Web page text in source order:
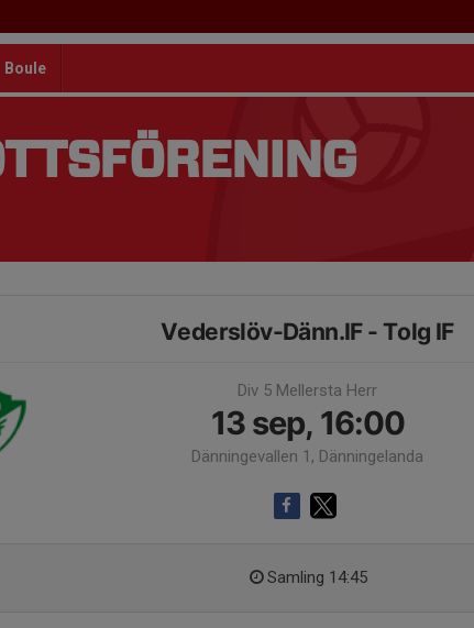
Boule
Vederslöv-Dänn.IF - Tolg IF
Div 5 Mellersta Herr
13 sep, 16:00
Dänningevallen 1, Dänningelanda
Samling 14:45